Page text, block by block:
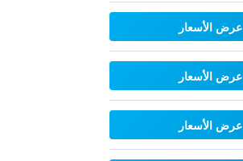
عرض الأسعار
عرض الأسعار
عرض الأسعار